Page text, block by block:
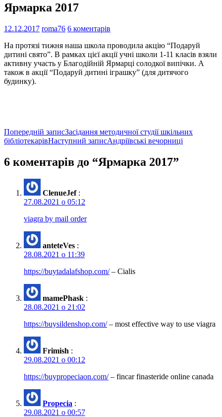
Ярмарка 2017
12.12.2017 roma76 6 коментарів
На протязі тижня наша школа проводила акцію “Подаруй
дитині свято”. В рамках цієї акції учні школи 1-11 класів взяли
активну участь у Благодійній Ярмарці солодкої випічки. А
також в акції “Подаруй дитині іграшку” (для дитячого
будинку).
Навігація
по
записам
Попередній записЗасідання методичної студії шкільних
бібліотекарівНаступний записАндріївські вечорниці
6 коментарів до “Ярмарка 2017”
ClenueJef :
27.08.2021 о 05:12
viagra by mail order
anteteVes :
28.08.2021 о 11:39
https://buytadalafshop.com/– Cialis
mamePhask :
28.08.2021 о 21:02
https://buysildenshop.com/– most effective way to use viagra
Frimish :
29.08.2021 о 00:12
https://buypropeciaon.com/– fincar finasteride online canada
Propecia :
29.08.2021 о 00:57